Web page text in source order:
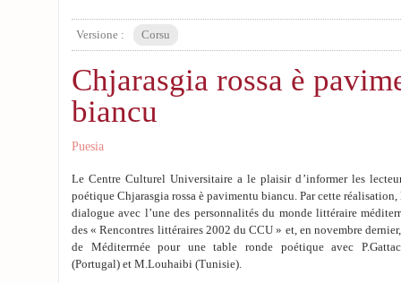
Versione : Corsu
Chjarasgia rossa è
biancu
Puesia
Le Centre Culturel Universitaire a le plaisir d’informer les
poétique Chjarasgia rossa è pavimentu biancu. Par cette
dialogue avec l’une des personnalités du monde littéraire
des « Rencontres littéraires 2002 du CCU » et, en novembre
de Méditerrnée pour une table ronde poétique avec
(Portugal) et M.Louhaibi (Tunisie).